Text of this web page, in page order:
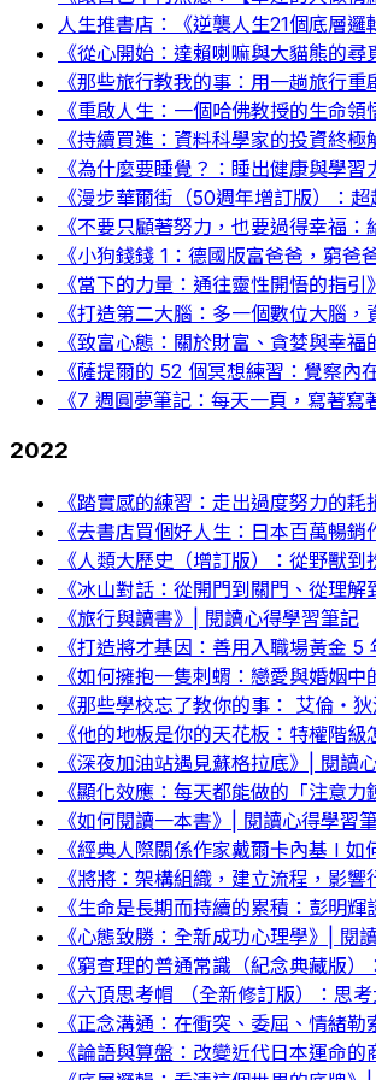
人生推書店：《逆襲人生21個底層
《從心開始：達賴喇嘛與大貓熊的
《那些旅行教我的事：用一趟旅行
《重啟人生：一個哈佛教授的生命
《持續買進：資料科學家的投資終
《為什麼要睡覺？：睡出健康與學
《漫步華爾街（50週年增訂版）：
《不要只顧著努力，也要過得幸福
《小狗錢錢 1：德國版富爸爸，窮爸
《當下的力量：通往靈性開悟的指
《打造第二大腦：多一個數位大腦
《致富心態：關於財富、貪婪與幸
《薩提爾的 52 個冥想練習：覺察
《7 週圓夢筆記：每天一頁，寫著
2022
《踏實感的練習：走出過度努力的
《去書店買個好人生：日本百萬暢
《人類大歷史（增訂版）：從野獸
《冰山對話：從開門到關門、從理
《旅行與讀書》| 閱讀心得學習筆記
《打造將才基因：善用入職場黃金
《如何擁抱一隻刺蝟：戀愛與婚姻
《那些學校忘了教你的事： 艾倫‧
《他的地板是你的天花板：特權階
《深夜加油站遇見蘇格拉底》| 閱讀
《顯化效應：每天都能做的「注意
《如何閱讀一本書》| 閱讀心得學習
《經典人際關係作家戴爾卡內基 I
《將將：架構組織，建立流程，影
《生命是長期而持續的累積：彭明
《心態致勝：全新成功心理學》| 閱
《窮查理的普通常識（紀念典藏版
《六頂思考帽 （全新修訂版）：思
《正念溝通：在衝突、委屈、情緒
《論語與算盤：改變近代日本運命